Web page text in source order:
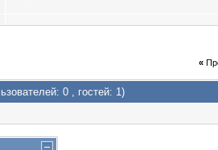
«
0 , гостей: 1)